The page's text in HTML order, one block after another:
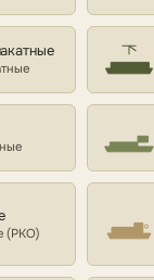
(РКО)